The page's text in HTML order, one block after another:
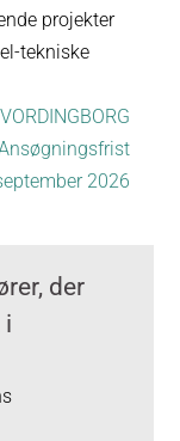
projekter
tekniske
VORDINGBORG
2026
der
i